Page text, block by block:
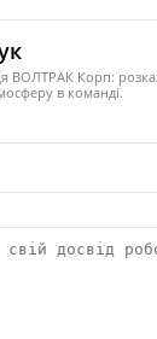
ВОЛТРАК Корп:
в команді.